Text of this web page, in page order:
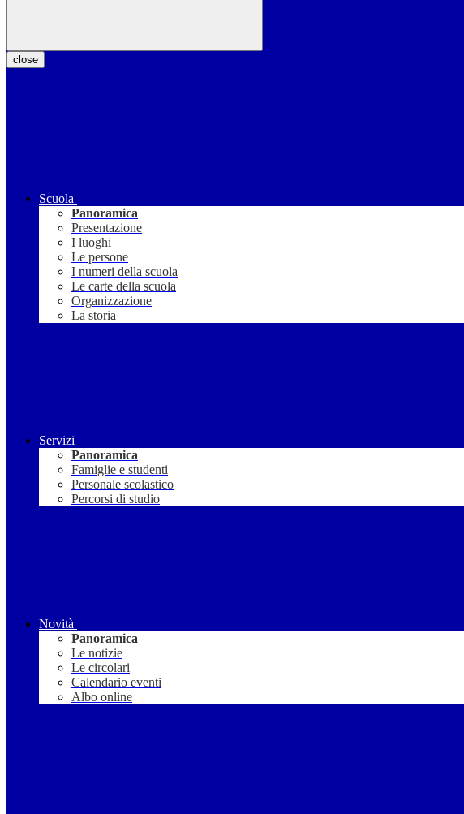
close
Scuola
Panoramica
Presentazione
I luoghi
Le persone
I numeri della scuola
Le carte della scuola
Organizzazione
La storia
Servizi
Panoramica
Famiglie e studenti
Personale scolastico
Percorsi di studio
Novità
Panoramica
Le notizie
Le circolari
Calendario eventi
Albo online